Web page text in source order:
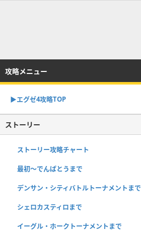
攻略メニュー
▶︎エグゼ4攻略TOP
ストーリー
ストーリー攻略チャート
最初～でんぱとうまで
デンサン・シティバトルトーナメントまで
シェロカスティロまで
イーグル・ホークトーナメントまで